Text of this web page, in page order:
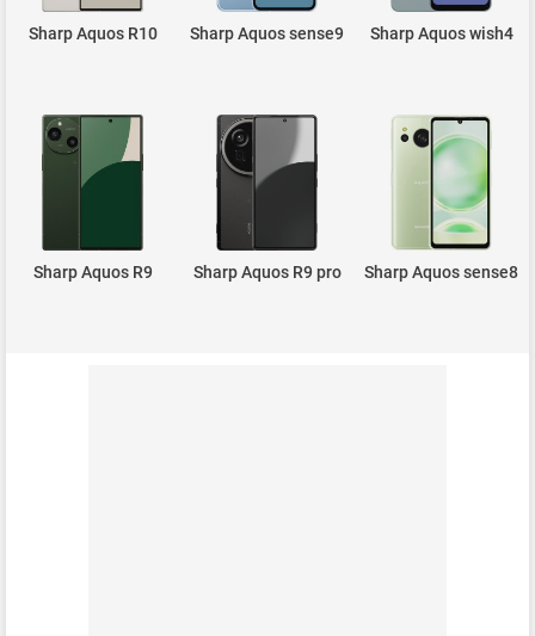
Sharp Aquos R10 Sharp Aquos sense9 Sharp Aquos wish4
Sharp Aquos R9 Sharp Aquos R9 pro Sharp Aquos sense8